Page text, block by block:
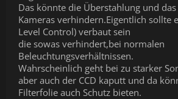
Das könnte die Überstahlung und
Kameras verhindern.Eigentlich sollte
Level Control) verbaut sein
die sowas verhindert,bei normalen
Beleuchtungsverhältnissen.
Wahrscheinlich geht bei zu starker
aber auch der CCD kaputt und da
Filterfolie auch Schutz bieten.